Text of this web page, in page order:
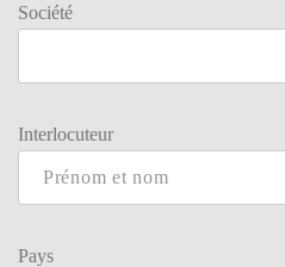
Société
Interlocuteur
Pays